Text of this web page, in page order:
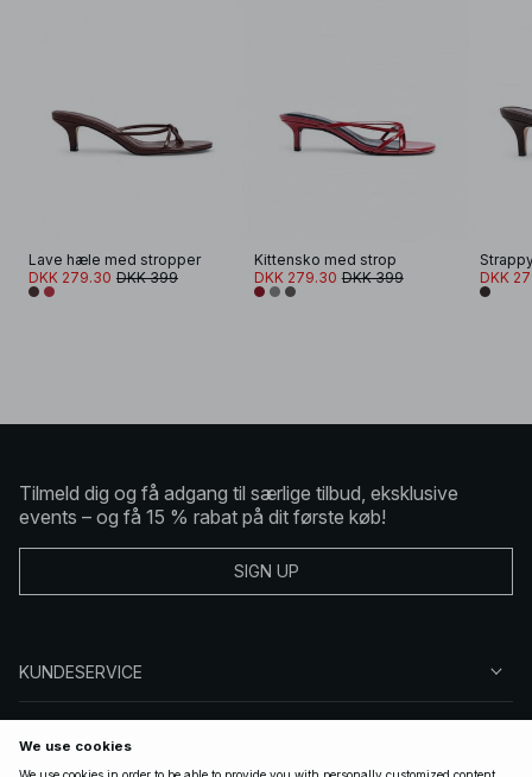
Lave hæle med stropper
DKK 279.30 DKK 399
Kittensko med strop
DKK 279.30 DKK 399
DKK
Tilmeld dig og få adgang til særlige tilbud, eksklusive
events – og få 15 % rabat på dit første køb!
SIGN UP
KUNDESERVICE